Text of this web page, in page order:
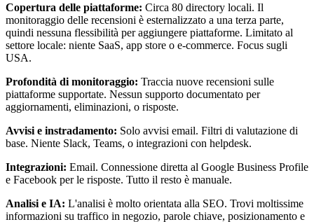
Copertura delle piattaforme: Circa 80 directory locali. Il
monitoraggio delle recensioni è esternalizzato a una terza parte,
quindi nessuna flessibilità per aggiungere piattaforme. Limitato al
settore locale: niente SaaS, app store o e-commerce. Focus sugli
USA.
Profondità di monitoraggio: Traccia nuove recensioni sulle
piattaforme supportate. Nessun supporto documentato per
aggiornamenti, eliminazioni, o risposte.
Avvisi e instradamento: Solo avvisi email. Filtri di valutazione di
base. Niente Slack, Teams, o integrazioni con helpdesk.
Integrazioni: Email. Connessione diretta al Google Business Profile
e Facebook per le risposte. Tutto il resto è manuale.
Analisi e IA: L'analisi è molto orientata alla SEO. Trovi moltissime
informazioni su traffico in negozio, parole chiave, posizionamento e